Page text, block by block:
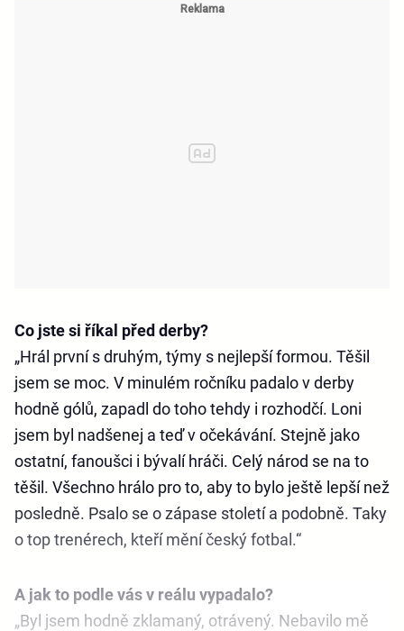
Co jste si říkal před derby?
„Hrál první s druhým, týmy s nejlepší formou. Těšil
jsem se moc. V minulém ročníku padalo v derby
hodně gólů, zapadl do toho tehdy i rozhodčí. Loni
jsem byl nadšenej a teď v očekávání. Stejně jako
ostatní, fanoušci i bývalí hráči. Celý národ se na to
těšil. Všechno hrálo pro to, aby to bylo ještě lepší než
posledně. Psalo se o zápase století a podobně. Taky
o top trenérech, kteří mění český fotbal.“
A jak to podle vás v reálu vypadalo?
„Byl jsem hodně zklamaný, otrávený. Nebavilo mě